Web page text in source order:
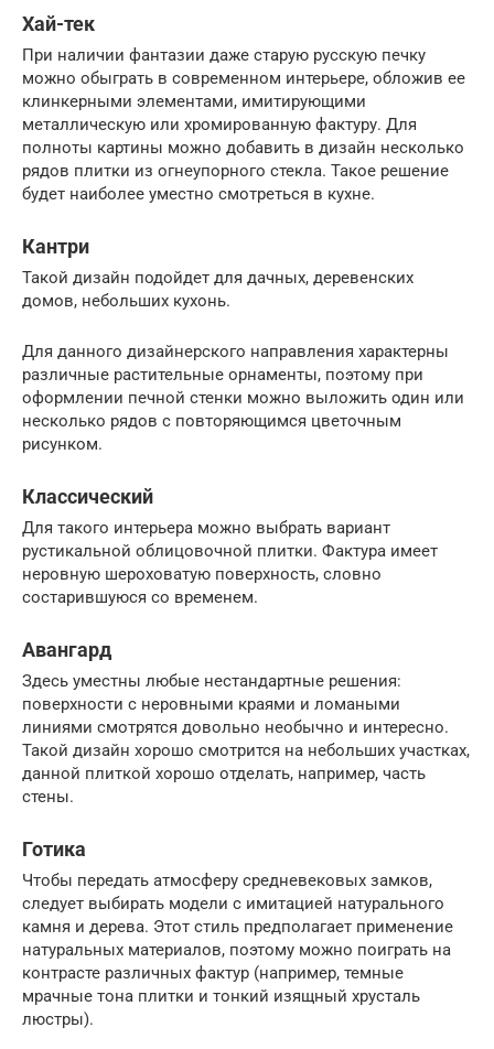
Хай-тек
При наличии фантазии даже старую русскую печку
можно обыграть в современном интерьере, обложив ее
клинкерными элементами, имитирующими
металлическую или хромированную фактуру. Для
полноты картины можно добавить в дизайн несколько
рядов плитки из огнеупорного стекла. Такое решение
будет наиболее уместно смотреться в кухне.
Кантри
Такой дизайн подойдет для дачных, деревенских
домов, небольших кухонь.
Для данного дизайнерского направления характерны
различные растительные орнаменты, поэтому при
оформлении печной стенки можно выложить один или
несколько рядов с повторяющимся цветочным
рисунком.
Классический
Для такого интерьера можно выбрать вариант
рустикальной облицовочной плитки. Фактура имеет
неровную шероховатую поверхность, словно
состарившуюся со временем.
Авангард
Здесь уместны любые нестандартные решения:
поверхности с неровными краями и ломаными
линиями смотрятся довольно необычно и интересно.
Такой дизайн хорошо смотрится на небольших участках,
данной плиткой хорошо отделать, например, часть
стены.
Готика
Чтобы передать атмосферу средневековых замков,
следует выбирать модели с имитацией натурального
камня и дерева. Этот стиль предполагает применение
натуральных материалов, поэтому можно поиграть на
контрасте различных фактур (например, темные
мрачные тона плитки и тонкий изящный хрусталь
люстры).